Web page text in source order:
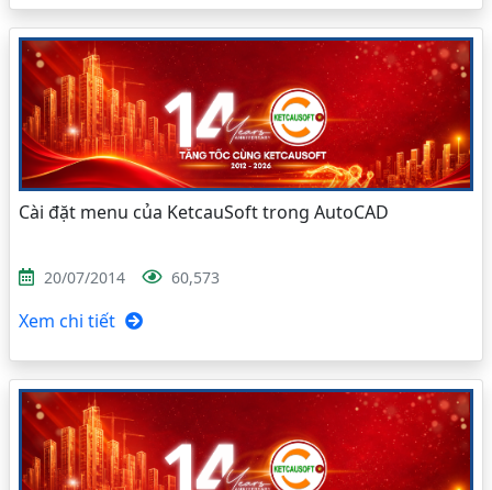
Cài đặt menu của KetcauSoft trong AutoCAD
20/07/2014 60,573
Xem chi tiết